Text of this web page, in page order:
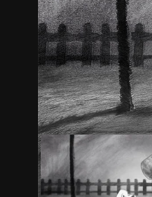
ตัวอย่าง ภาพนิ่ง